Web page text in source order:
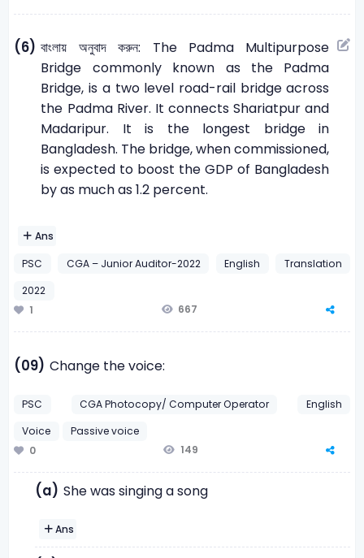
(6) বাংলায় অনুবাদ করুন: The Padma Multipurpose
Bridge commonly known as the Padma
Bridge, is a two level road-rail bridge across
the Padma River. It connects Shariatpur and
Madaripur. It is the longest bridge in
Bangladesh. The bridge, when commissioned,
is expected to boost the GDP of Bangladesh
by as much as 1.2 percent.
Ans
PSC
CGA – Junior Auditor-2022 English
Translation
2022
1
667
(09) Change the voice:
PSC CGA Photocopy/ Computer Operator
English
Voice
Passive voice
0
149
(a) She was singing a song
Ans